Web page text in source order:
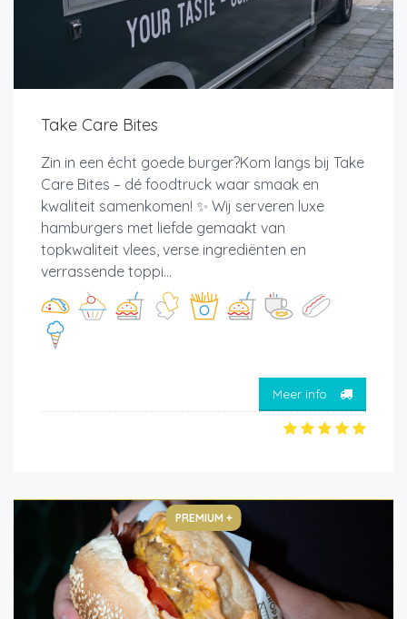
Take Care Bites
Zin in een écht goede burger?Kom langs bij Take
Care Bites – dé foodtruck waar smaak en
kwaliteit samenkomen! ✨ Wij serveren luxe
hamburgers met liefde gemaakt van
topkwaliteit vlees, verse ingrediënten en
verrassende toppi...
Meer info
PREMIUM +